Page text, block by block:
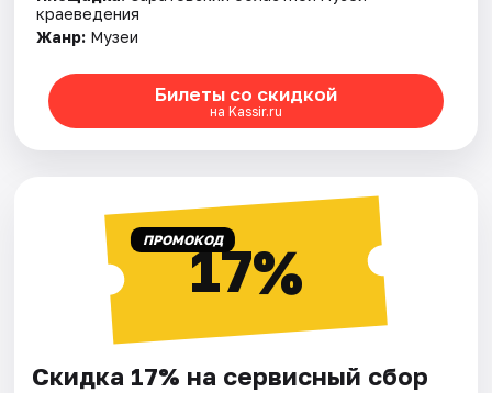
краеведения
Жанр: Музеи
Билеты со скидкой
на Kassir.ru
ПРОМОКОД17%
Скидка 17% на сервисный сбор